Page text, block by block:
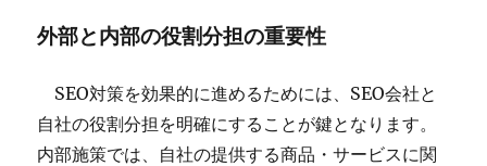
外部と内部の役割分担の重要性
SEO対策を効果的に進めるためには、SEO会社と
自社の役割分担を明確にすることが鍵となります。
内部施策では、自社の提供する商品・サービスに関